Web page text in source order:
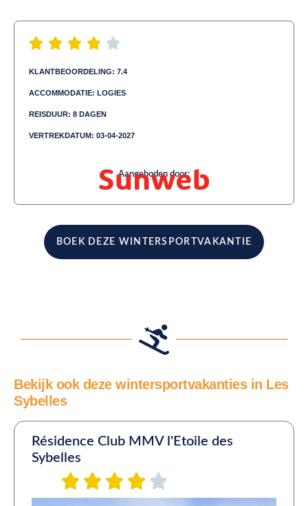
KLANTBEOORDELING: 7.4
ACCOMMODATIE: LOGIES
REISDUUR: 8 DAGEN
VERTREKDATUM: 03-04-2027
Aangeboden door:
BOEK DEZE WINTERSPORTVAKANTIE
Bekijk ook deze wintersportvakanties in Les
Sybelles
Résidence Club MMV l'Etoile des
Sybelles